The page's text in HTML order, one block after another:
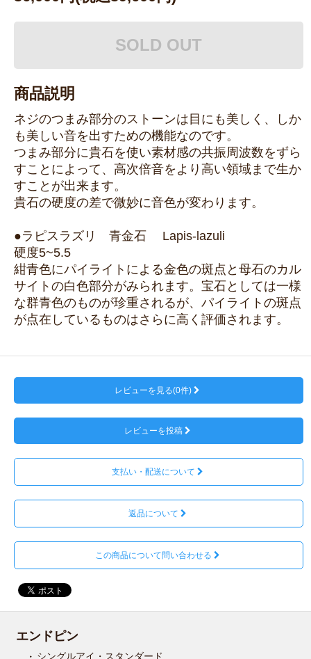
SOLD OUT
商品説明
ネジのつまみ部分のストーンは目にも美しく、しか
も美しい音を出すための機能なのです。
つまみ部分に貴石を使い素材感の共振周波数をずら
すことによって、高次倍音をより高い領域まで生か
すことが出来ます。
貴石の硬度の差で微妙に音色が変わります。
●ラピスラズリ 青金石 Lapis-lazuli
硬度5~5.5
紺青色にパイライトによる金色の斑点と母石のカル
サイトの白色部分がみられます。宝石としては一様
な群青色のものが珍重されるが、パイライトの斑点
が点在しているものはさらに高く評価されます。
レビューを見る(0件)
レビューを投稿
支払い・配送について
返品について
この商品について問い合わせる
エンドピン
シングルアイ・スタンダード